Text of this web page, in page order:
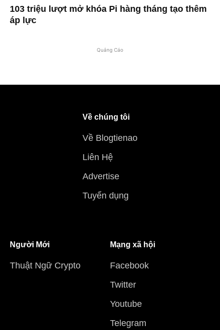
103 triệu lượt mở khóa Pi hàng tháng tạo thêm
áp lực
Quảng Cáo
Về chúng tôi
Về Blogtienao
Liên Hệ
Advertise
Tuyển dụng
Người Mới
Thuật Ngữ Crypto
Mạng xã hội
Facebook
Twitter
Youtube
Telegram